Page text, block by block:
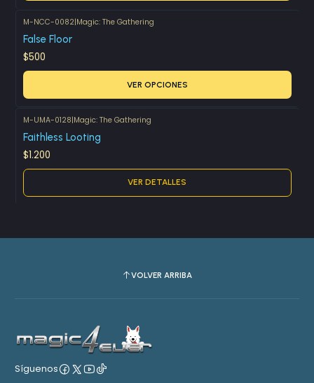
M-NCC-0082|Magic: The Gathering
False Floor
$500
VER OPCIONES
Agotado
M-UMA-0128|Magic: The Gathering
Faithless Looting
$1.200
VER DETALLES
VOLVER ARRIBA
Síguenos